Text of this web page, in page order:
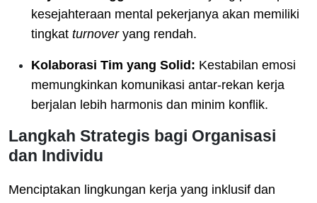
kesejahteraan mental pekerjanya akan memiliki
tingkat turnoveryang rendah.
Kolaborasi Tim yang Solid: Kestabilan emosi
memungkinkan komunikasi antar-rekan kerja
berjalan lebih harmonis dan minim konflik.
Langkah Strategis bagi Organisasi
dan Individu
Menciptakan lingkungan kerja yang inklusif dan